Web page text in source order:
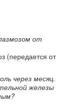
от
(передается от
через месяц.
железы